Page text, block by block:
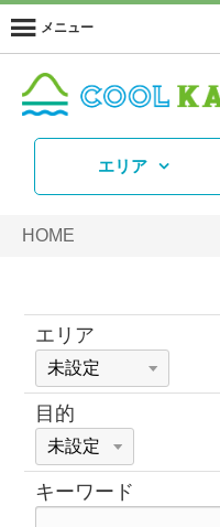
メニュー
エリア
HOME
エリア
目的
キーワード